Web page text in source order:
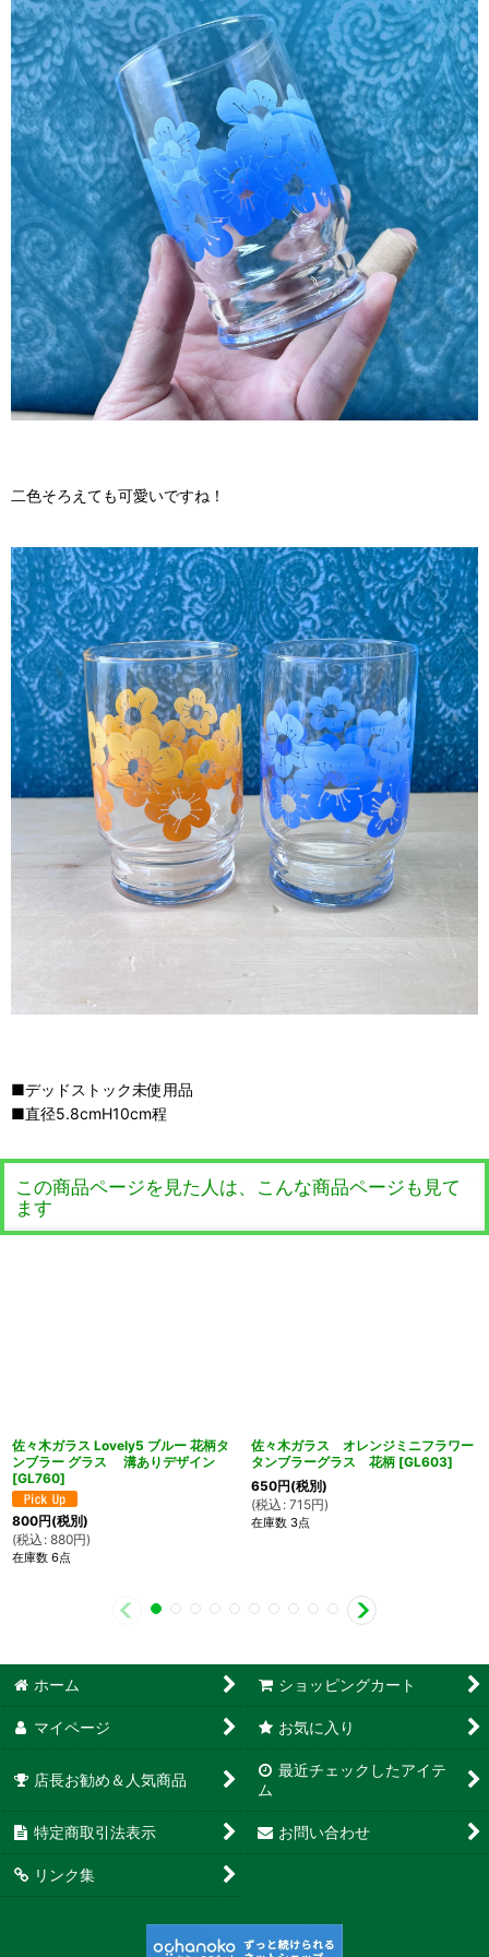
二色そろえても可愛いですね！
■デッドストック未使用品
■直径5.8cmH10cm程
この商品ページを見た人は、こんな商品ページも見て
ます
佐々木ガラス Lovely5 ブルー 花柄タ
ンブラー グラス 溝ありデザイン
[GL760]
800円(税別)
(税込 : 880円)
在庫数 6点
佐々木ガラス オレンジミニフラワー
タンブラーグラス 花柄 [GL603]
650円(税別)
(税込 : 715円)
在庫数 3点
ホーム ショッピングカート
マイページ お気に入り
店長お勧め＆人気商品
最近チェックしたアイテ
ム
特定商取引法表示 お問い合わせ
リンク集